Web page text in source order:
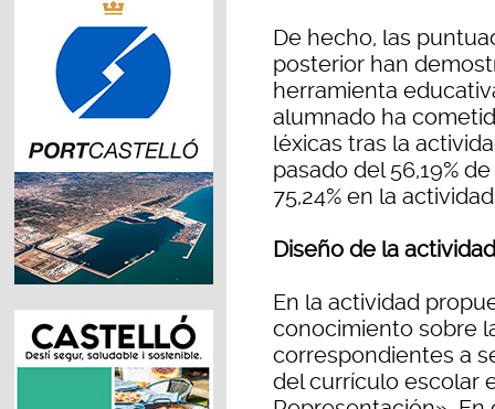
De hecho, las
posterior han
herramienta
alumnado ha
léxicas tras la
pasado del 56,19%
75,24% en la
Diseño de la
En la actividad
conocimiento sobre
correspondientes a
del currículo escolar